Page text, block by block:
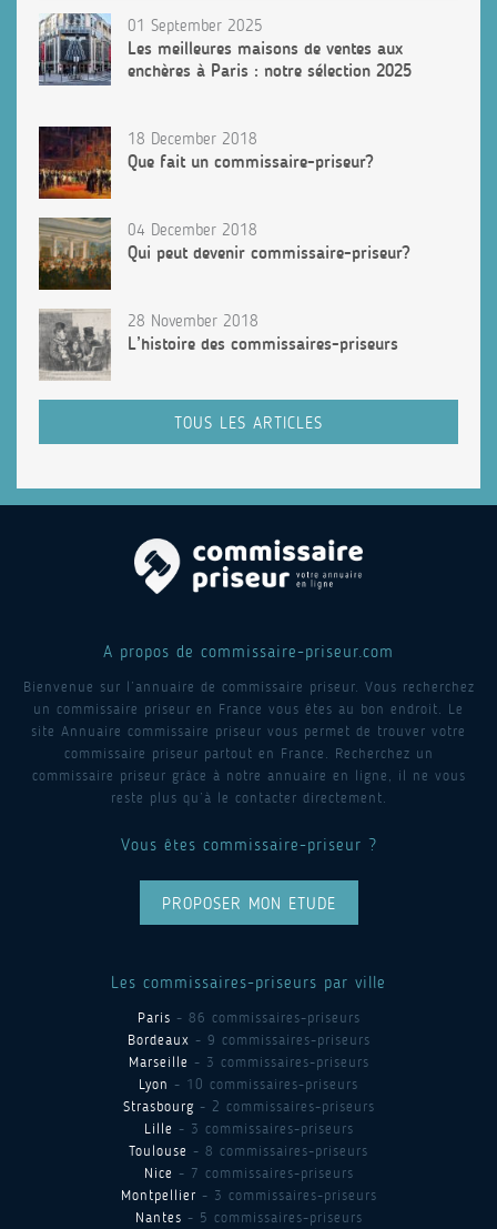
01 September 2025
Les meilleures maisons de ventes aux
enchères à Paris : notre sélection 2025
18 December 2018
Que fait un commissaire-priseur?
04 December 2018
Qui peut devenir commissaire-priseur?
28 November 2018
L’histoire des commissaires-priseurs
TOUS LES ARTICLES
A propos de commissaire-priseur.com
Bienvenue sur l’annuaire de commissaire priseur. Vous recherchez
un commissaire priseur en France vous êtes au bon endroit. Le
site Annuaire commissaire priseur vous permet de trouver votre
commissaire priseur partout en France. Recherchez un
commissaire priseur grâce à notre annuaire en ligne, il ne vous
reste plus qu’à le contacter directement.
Vous êtes commissaire-priseur ?
PROPOSER MON ETUDE
Les commissaires-priseurs par ville
Paris - 86 commissaires-priseurs
Bordeaux - 9 commissaires-priseurs
Marseille - 3 commissaires-priseurs
Lyon - 10 commissaires-priseurs
Strasbourg - 2 commissaires-priseurs
Lille - 3 commissaires-priseurs
Toulouse - 8 commissaires-priseurs
Nice - 7 commissaires-priseurs
Montpellier - 3 commissaires-priseurs
Nantes - 5 commissaires-priseurs